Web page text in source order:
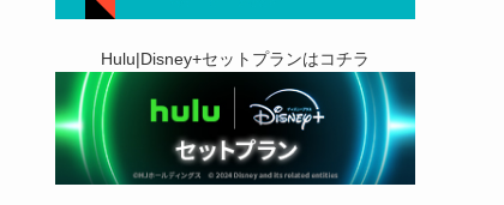
Hulu|Disney+セットプランはコチラ